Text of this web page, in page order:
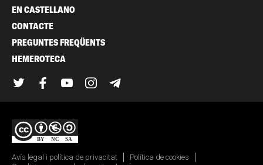
EN CASTELLANO
CONTACTE
PREGUNTES FREQÜENTS
HEMEROTECA
TwitterFacebook
YouTubeInstagram
Avís legal i política de privacitat
Política de cookies